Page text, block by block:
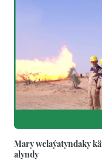
Mary welaýatyndaky
alyndy